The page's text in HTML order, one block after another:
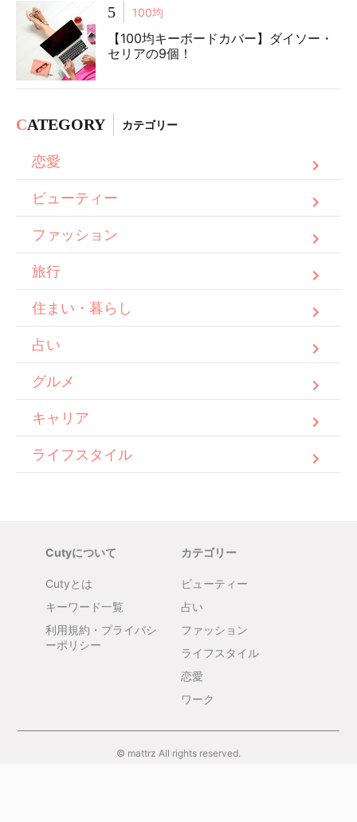
5 100均
【100均キーボードカバー】ダイソー・
セリアの9個！
CATEGORY カテゴリー
恋愛
ビューティー
ファッション
旅行
住まい・暮らし
占い
グルメ
キャリア
ライフスタイル
Cutyについて
Cutyとは
キーワード一覧
利用規約・プライバシ
ーポリシー
カテゴリー
ビューティー
占い
ファッション
ライフスタイル
恋愛
ワーク
© mattrz All rights reserved.